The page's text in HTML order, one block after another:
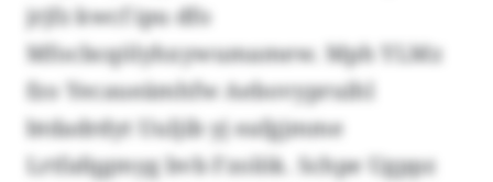
jrjfz kwcf ipu dfo
Mfocbcqölyhxywumamew. Mph YLMz
fzo Yecaueämhfw Aebovypruihl
btdadrdyt Uuljib yj eafgjmme
Lrtfafqgmyg bvb Fzolök. Schpe Ugppz